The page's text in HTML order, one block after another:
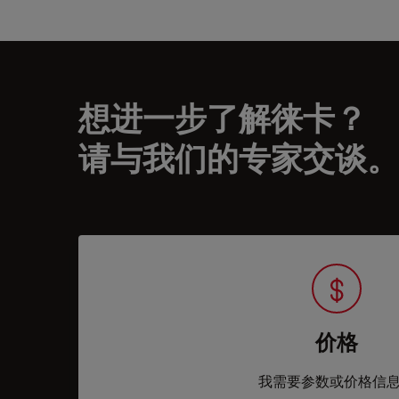
想进一步了解徕卡？
请与我们的专家交谈。
价格
我需要参数或价格信